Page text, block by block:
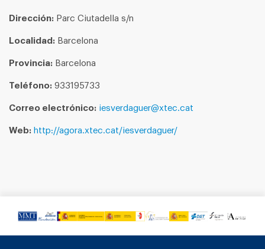
Dirección: Parc Ciutadella s/n
Localidad: Barcelona
Provincia: Barcelona
Teléfono: 933195733
Correo electrónico: iesverdaguer@xtec.cat
Web: http://agora.xtec.cat/iesverdaguer/